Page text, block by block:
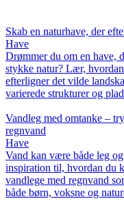
Skab en naturhave, der
Have
Drømmer du om en have,
stykke natur? Lær,
efterligner det vilde
varierede strukturer og
Vandleg med omtanke –
regnvand
Have
Vand kan være både leg
inspiration til, hvordan du
vandlege med regnvand
både børn, voksne og